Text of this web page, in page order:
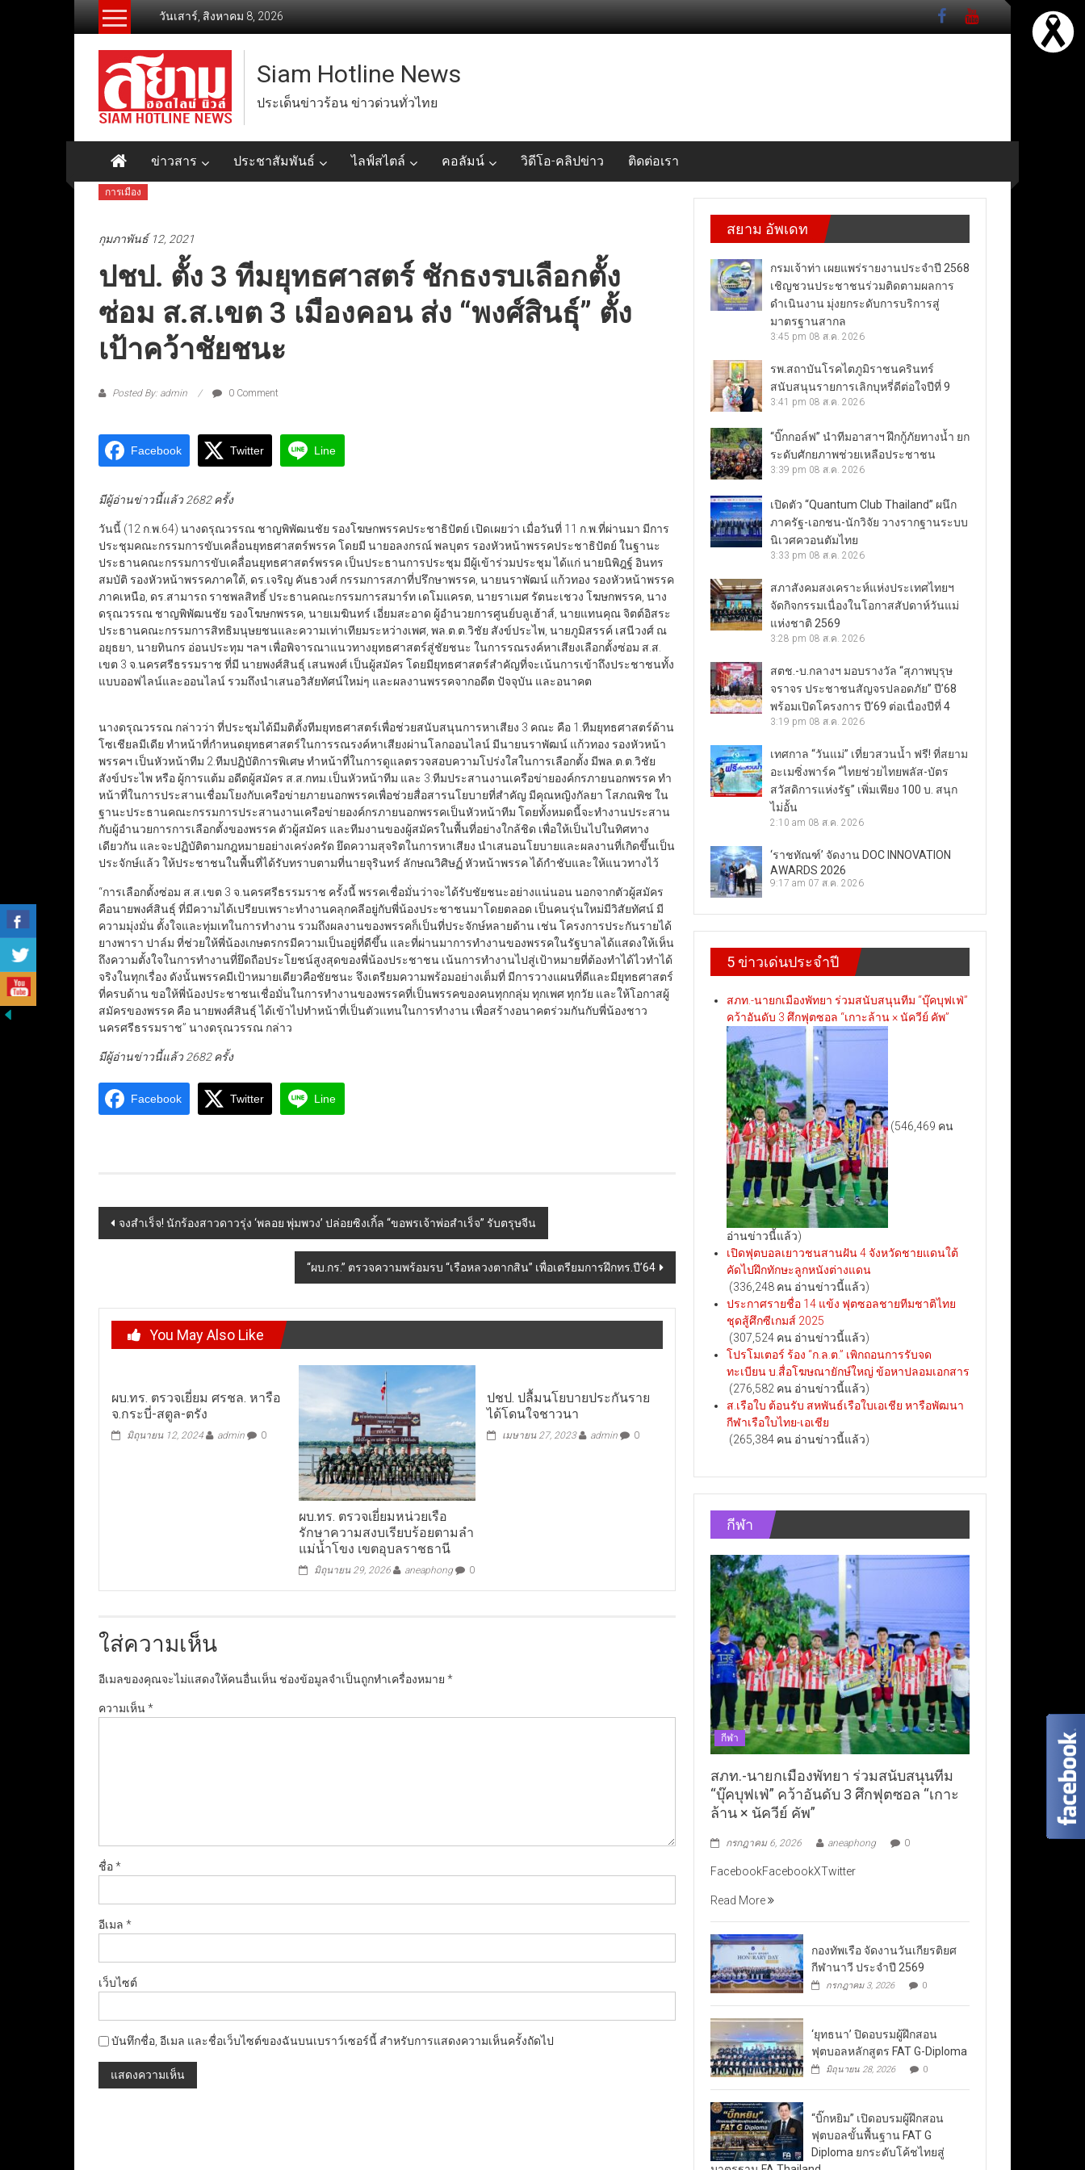
วันเสาร์, สิงหาคม 8, 2026
Siam Hotline News
ประเด็นข่าวร้อน ข่าวด่วนทั่วไทย
ข่าวสาร ประชาสัมพันธ์ ไลฟ์สไตล์ คอลัมน์ วิดีโอ-คลิปข่าว ติดต่อเรา
การเมือง
กุมภาพันธ์ 12, 2021
ปชป. ตั้ง 3 ทีมยุทธศาสตร์ ชักธงรบเลือกตั้ง
ซ่อม ส.ส.เขต 3 เมืองคอน ส่ง “พงศ์สินธุ์” ตั้ง
เป้าคว้าชัยชนะ
Posted By: admin 0 Comment
Facebook Twitter Line
มีผู้อ่านข่าวนี้แล้ว 2682 ครั้ง
วันนี้ (12 ก.พ.64) นางดรุณวรรณ ชาญพิพัฒนชัย รองโฆษกพรรคประชาธิปัตย์ เปิดเผยว่า เมื่อวันที่ 11 ก.พ.ที่ผ่านมา มีการ
ประชุมคณะกรรมการขับเคลื่อนยุทธศาสตร์พรรค โดยมี นายอลงกรณ์ พลบุตร รองหัวหน้าพรรคประชาธิปัตย์ ในฐานะ
ประธานคณะกรรมการขับเคลื่อนยุทธศาสตร์พรรค เป็นประธานการประชุม มีผู้เข้าร่วมประชุม ได้แก่ นายนิพิฎฐ์ อินทร
สมบัติ รองหัวหน้าพรรคภาคใต้, ดร.เจริญ คันธวงศ์ กรรมการสภาที่ปรึกษาพรรค, นายนราพัฒน์ แก้วทอง รองหัวหน้าพรรค
ภาคเหนือ, ดร.สามารถ ราชพลสิทธิ์ ประธานคณะกรรมการสมาร์ท เดโมแครต, นายราเมศ รัตนะเชวง โฆษกพรรค, นาง
ดรุณวรรณ ชาญพิพัฒนชัย รองโฆษกพรรค, นายเมฆินทร์ เอี่ยมสะอาด ผู้อำนวยการศูนย์บลูเฮ้าส์, นายแทนคุณ จิตต์อิสระ
ประธานคณะกรรมการสิทธิมนุษยชนและความเท่าเทียมระหว่างเพศ, พล.ต.ต.วิชัย สังข์ประไพ, นายภูมิสรรค์ เสนีวงศ์ ณ
อยุธยา, นายทินกร อ่อนประทุม ฯลฯ เพื่อพิจารณาแนวทางยุทธศาสตร์สู่ชัยชนะ ในการรณรงค์หาเสียงเลือกตั้งซ่อม ส.ส.
เขต 3 จ.นครศรีธรรมราช ที่มี นายพงศ์สินธุ์ เสนพงศ์ เป็นผู้สมัคร โดยมียุทธศาสตร์สำคัญที่จะเน้นการเข้าถึงประชาชนทั้ง
แบบออฟไลน์และออนไลน์ รวมถึงนำเสนอวิสัยทัศน์ใหม่ๆ และผลงานพรรคจากอดีต ปัจจุบัน และอนาคต
นางดรุณวรรณ กล่าวว่า ที่ประชุมได้มีมติตั้งทีมยุทธศาสตร์เพื่อช่วยสนับสนุนการหาเสียง 3 คณะ คือ 1.ทีมยุทธศาสตร์ด้าน
โซเชียลมีเดีย ทำหน้าที่กำหนดยุทธศาสตร์ในการรณรงค์หาเสียงผ่านโลกออนไลน์ มีนายนราพัฒน์ แก้วทอง รองหัวหน้า
พรรคฯ เป็นหัวหน้าทีม 2.ทีมปฏิบัติการพิเศษ ทำหน้าที่ในการดูแลตรวจสอบความโปร่งใสในการเลือกตั้ง มีพล.ต.ต.วิชัย
สังข์ประไพ หรือ ผู้การแต้ม อดีตผู้สมัคร ส.ส.กทม.เป็นหัวหน้าทีม และ 3.ทีมประสานงานเครือข่ายองค์กรภายนอกพรรค ทำ
หน้าที่ในการประสานเชื่อมโยงกับเครือข่ายภายนอกพรรคเพื่อช่วยสื่อสารนโยบายที่สำคัญ มีคุณหญิงกัลยา โสภณพิช ใน
ฐานะประธานคณะกรรมการประสานงานเครือข่ายองค์กรภายนอกพรรคเป็นหัวหน้าทีม โดยทั้งหมดนี้จะทำงานประสาน
กับผู้อำนวยการการเลือกตั้งของพรรค ตัวผู้สมัคร และทีมงานของผู้สมัครในพื้นที่อย่างใกล้ชิด เพื่อให้เป็นไปในทิศทาง
เดียวกัน และจะปฏิบัติตามกฎหมายอย่างเคร่งครัด ยึดความสุจริตในการหาเสียง นำเสนอนโยบายและผลงานที่เกิดขึ้นเป็น
ประจักษ์แล้ว ให้ประชาชนในพื้นที่ได้รับทราบตามที่นายจุรินทร์ ลักษณวิศิษฏ์ หัวหน้าพรรค ได้กำชับและให้แนวทางไว้
“การเลือกตั้งซ่อม ส.ส.เขต 3 จ.นครศรีธรรมราช ครั้งนี้ พรรคเชื่อมั่นว่าจะได้รับชัยชนะอย่างแน่นอน นอกจากตัวผู้สมัคร
คือนายพงศ์สินธุ์ ที่มีความได้เปรียบเพราะทำงานคลุกคลีอยู่กับพี่น้องประชาชนมาโดยตลอด เป็นคนรุ่นใหม่มีวิสัยทัศน์ มี
ความมุ่งมั่น ตั้งใจและทุ่มเทในการทำงาน รวมถึงผลงานของพรรคก็เป็นที่ประจักษ์หลายด้าน เช่น โครงการประกันรายได้
ยางพารา ปาล์ม ที่ช่วยให้พี่น้องเกษตรกรมีความเป็นอยู่ที่ดีขึ้น และที่ผ่านมาการทำงานของพรรคในรัฐบาลได้แสดงให้เห็น
ถึงความตั้งใจในการทำงานที่ยึดถือประโยชน์สูงสุดของพี่น้องประชาชน เน้นการทำงานไปสู่เป้าหมายที่ต้องทำได้ไวทำได้
จริงในทุกเรื่อง ดังนั้นพรรคมีเป้าหมายเดียวคือชัยชนะ จึงเตรียมความพร้อมอย่างเต็มที่ มีการวางแผนที่ดีและมียุทธศาสตร์
ที่ครบด้าน ขอให้พี่น้องประชาชนเชื่อมั่นในการทำงานของพรรคที่เป็นพรรคของคนทุกกลุ่ม ทุกเพศ ทุกวัย และให้โอกาสผู้
สมัครของพรรค คือ นายพงศ์สินธุ์ ได้เข้าไปทำหน้าที่เป็นตัวแทนในการทำงาน เพื่อสร้างอนาคตร่วมกันกับพี่น้องชาว
นครศรีธรรมราช” นางดรุณวรรณ กล่าว
มีผู้อ่านข่าวนี้แล้ว 2682 ครั้ง
Facebook Twitter Line
Post
จงสำเร็จ! นักร้องสาวดาวรุ่ง ‘พลอย พุ่มพวง’ ปล่อยซิงเกิ้ล “ขอพรเจ้าพ่อสำเร็จ” รับตรุษจีน
“ผบ.กร.” ตรวจความพร้อมรบ “เรือหลวงตากสิน” เพื่อเตรียมการฝึกทร.ปี’64
You May Also Like
ผบ.ทร. ตรวจเยี่ยม ศรชล. หารือ
จ.กระบี่-สตูล-ตรัง
มิถุนายน 12, 2024 admin 0
ผบ.ทร. ตรวจเยี่ยมหน่วยเรือ
รักษาความสงบเรียบร้อยตามลำ
แม่น้ำโขง เขตอุบลราชธานี
มิถุนายน 29, 2026 aneaphong 0
ปชป. ปลื้มนโยบายประกันราย
ได้โดนใจชาวนา
เมษายน 27, 2023 admin 0
ใส่ความเห็น
อีเมลของคุณจะไม่แสดงให้คนอื่นเห็น ช่องข้อมูลจำเป็นถูกทำเครื่องหมาย *
ความเห็น*
ชื่อ*
อีเมล *
เว็บไซต์
บันทึกชื่อ, อีเมล และชื่อเว็บไซต์ของฉันบนเบราว์เซอร์นี้ สำหรับการแสดงความเห็นครั้งถัดไป
สยาม อัพเดท
กรมเจ้าท่า เผยแพร่รายงานประจำปี 2568
เชิญชวนประชาชนร่วมติดตามผลการ
ดำเนินงาน มุ่งยกระดับการบริการสู่
มาตรฐานสากล
3:45 pm 08 ส.ค. 2026
รพ.สถาบันโรคไตภูมิราชนครินทร์
สนับสนุนรายการเลิกบุหรี่ดีต่อใจปีที่ 9
3:41 pm 08 ส.ค. 2026
“บิ๊กกอล์ฟ” นำทีมอาสาฯ ฝึกกู้ภัยทางน้ำ ยก
ระดับศักยภาพช่วยเหลือประชาชน
3:39 pm 08 ส.ค. 2026
เปิดตัว “Quantum Club Thailand” ผนึก
ภาครัฐ-เอกชน-นักวิจัย วางรากฐานระบบ
นิเวศควอนตัมไทย
3:33 pm 08 ส.ค. 2026
สภาสังคมสงเคราะห์แห่งประเทศไทยฯ
จัดกิจกรรมเนื่องในโอกาสสัปดาห์วันแม่
แห่งชาติ 2569
3:28 pm 08 ส.ค. 2026
สตช.-บ.กลางฯ มอบรางวัล “สุภาพบุรุษ
จราจร ประชาชนสัญจรปลอดภัย” ปี’68
พร้อมเปิดโครงการ ปี’69 ต่อเนื่องปีที่ 4
3:19 pm 08 ส.ค. 2026
เทศกาล “วันแม่” เที่ยวสวนน้ำ ฟรี! ที่สยาม
อะเมซิ่งพาร์ค “ไทยช่วยไทยพลัส-บัตร
สวัสดิการแห่งรัฐ” เพิ่มเพียง 100 บ. สนุก
ไม่อั้น
2:10 am 08 ส.ค. 2026
‘ราชทัณฑ์’ จัดงาน DOC INNOVATION
AWARDS 2026
9:17 am 07 ส.ค. 2026
5 ข่าวเด่นประจำปี
สภท.-นายกเมืองพัทยา ร่วมสนับสนุนทีม “บุ๊คบุฟเฟ่”
คว้าอันดับ 3 ศึกฟุตซอล “เกาะล้าน × นัควีย์ คัพ”
(546,469 คน
อ่านข่าวนี้แล้ว)
เปิดฟุตบอลเยาวชนสานฝัน 4 จังหวัดชายแดนใต้
คัดไปฝึกทักษะลูกหนังต่างแดน
(336,248 คน อ่านข่าวนี้แล้ว)
ประกาศรายชื่อ 14 แข้ง ฟุตซอลชายทีมชาติไทย
ชุดสู้ศึกซีเกมส์ 2025
(307,524 คน อ่านข่าวนี้แล้ว)
โปรโมเตอร์ ร้อง “ก.ล.ต.” เพิกถอนการรับจด
ทะเบียน บ.สื่อโฆษณายักษ์ใหญ่ ข้อหาปลอมเอกสาร
(276,582 คน อ่านข่าวนี้แล้ว)
ส.เรือใบ ต้อนรับ สหพันธ์เรือใบเอเชีย หารือพัฒนา
กีฬาเรือใบไทย-เอเชีย
(265,384 คน อ่านข่าวนี้แล้ว)
กีฬา
กีฬา
สภท.-นายกเมืองพัทยา ร่วมสนับสนุนทีม
“บุ๊คบุฟเฟ่” คว้าอันดับ 3 ศึกฟุตซอล “เกาะ
ล้าน × นัควีย์ คัพ”
กรกฎาคม 6, 2026 aneaphong 0
FacebookFacebookXTwitter
Read More
กองทัพเรือ จัดงานวันเกียรติยศ
กีฬานาวี ประจำปี 2569
กรกฎาคม 3, 2026 0
‘ยุทธนา’ ปิดอบรมผู้ฝึกสอน
ฟุตบอลหลักสูตร FAT G-Diploma
มิถุนายน 28, 2026 0
“บิ๊กหยิม” เปิดอบรมผู้ฝึกสอน
ฟุตบอลขั้นพื้นฐาน FAT G
Diploma ยกระดับโค้ชไทยสู่